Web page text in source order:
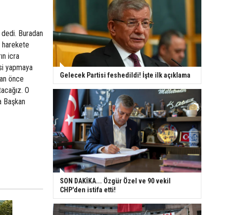
Buradan
harekete
icra
yapmaya
önce
O
Başkan
Gelecek Partisi feshedildi! İşte ilk açıklama
SON DAKİKA... Özgür Özel ve 90 vekil
CHP'den istifa etti!